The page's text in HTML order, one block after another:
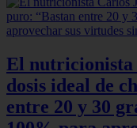
El nutricionista
dosis ideal de
entre 20 y 30